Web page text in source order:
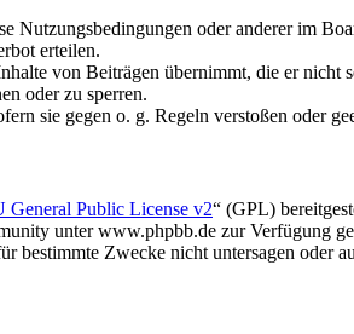
Nutzungsbedingungen oder anderer im
erteilen.
von Beiträgen übernimmt, die er nicht
oder zu sperren.
sie gegen o. g. Regeln verstoßen oder
General Public License v2“ (GPL)
unter www.phpbb.de zur Verfügung
bestimmte Zwecke nicht untersagen oder